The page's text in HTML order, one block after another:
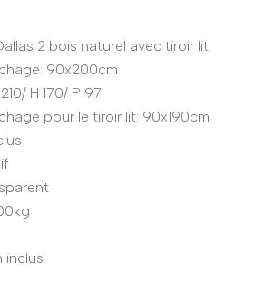
2 bois naturel avec tiroir lit
90x200cm
H 170/ P 97
pour le tiroir lit: 90x190cm
inclus